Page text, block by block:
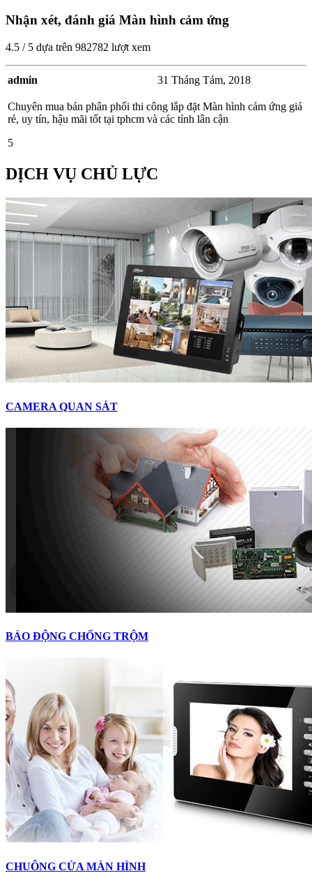
Nhận xét, đánh giá Màn hình cảm ứng
4.5 / 5 dựa trên 982782 lượt xem
admin 31 Tháng Tám, 2018
Chuyên mua bán phân phối thi công lắp đặt Màn hình cảm ứng giá
rẻ, uy tín, hậu mãi tốt tại tphcm và các tỉnh lân cận
5
DỊCH VỤ CHỦ LỰC
CAMERA QUAN SÁT
BÁO ĐỘNG CHỐNG TRỘM
CHUÔNG CỬA MÀN HÌNH